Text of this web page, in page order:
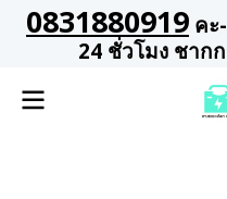
0831880919 คะ
24 ชั่วโมง ชาก